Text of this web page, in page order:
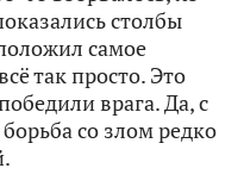
столбы
самое
так просто. Это
врага. Да, с
со злом редко